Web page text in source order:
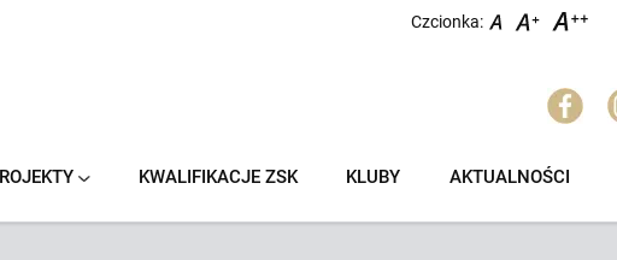
Czcionka:
KWALIFIKACJE ZSK KLUBY AKTUALNOŚCI